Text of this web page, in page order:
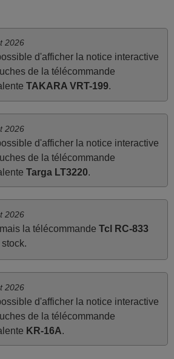
Alain,
tres bien, et service rapide
FRANCE
avril 2026
commande effectuée a 13h30est
Je vous en remercie d’avance et
merci
FRANCE
mars 2026
Pascal,
2026
d'afficher la notice interactive
de la télécommande
TAKARA VRT-199.
2026
d'afficher la notice interactive
de la télécommande
Targa LT3220.
2026
la télécommande Tcl RC-833
2026
d'afficher la notice interactive
de la télécommande
KR-16A.